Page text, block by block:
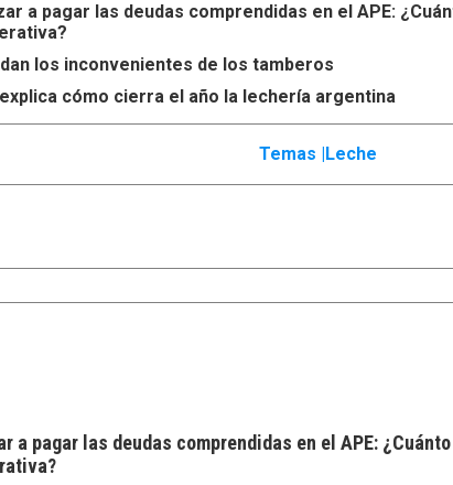
a pagar las deudas comprendidas en el APE:
los inconvenientes de los tamberos
cómo cierra el año la lechería argentina
Temas | Leche
a pagar las deudas comprendidas en el APE: